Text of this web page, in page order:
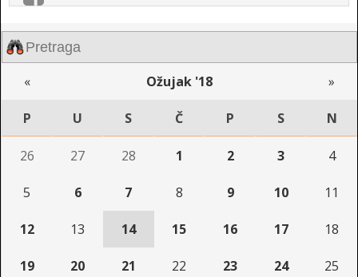
« Ožujak '18 »
P U S Č P S N
26 27 28 1 2 3 4
5 6 7 8 9 10 11
12 13 14 15 16 17 18
19 20 21 22 23 24 25